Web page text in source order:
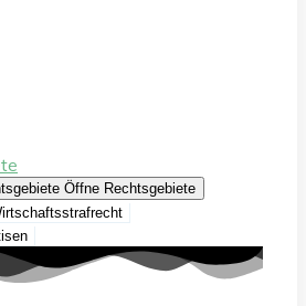
Öffne Rechtsgebiete